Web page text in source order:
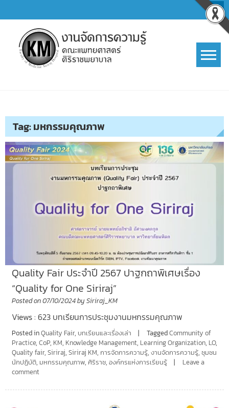
to
content
Tag:มหกรรมคุณภาพ
Quality Fair ประจำปี 2567 ปาฐกถาพิเศษเรื่อง
“Quality for One Siriraj”
Posted on07/10/2024by Siriraj_KM
Views : 623 บทเรียนการประชุมงานมหกรรมคุณภาพ
Posted inQuality Fair, บทเรียนและเรื่องเล่า TaggedCommunity of
Practice, CoP, KM, Knowledge Management, Learning Organization, LO,
Quality fair, Siriraj, Siriraj KM, การจัดการความรู้, งานจัดการความรู้, ชุมชน
นักปฏิบัติ, มหกรรมคุณภาพ, ศิริราช, องค์กรแห่งการเรียนรู้
Leave a
comment